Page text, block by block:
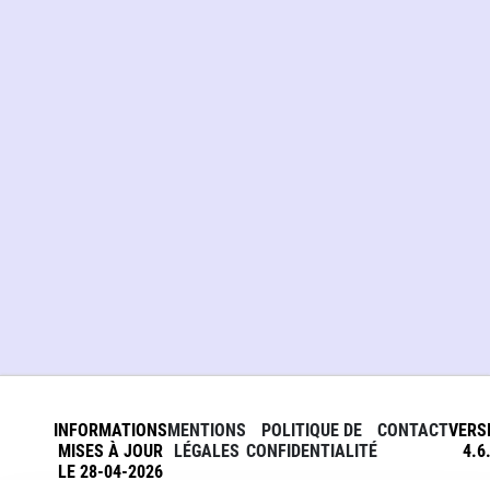
INFORMATIONS
MISES À JOUR
LE 28-04-2026
MENTIONS
LÉGALES
POLITIQUE DE
CONFIDENTIALITÉ
CONTACT